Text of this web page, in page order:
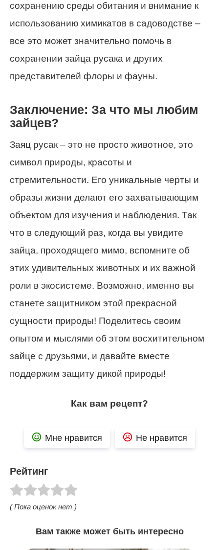
сохранению среды обитания и внимание к
использованию химикатов в садоводстве –
все это может значительно помочь в
сохранении зайца русака и других
представителей флоры и фауны.
Заключение: За что мы любим
зайцев?
Заяц русак – это не просто животное, это
символ природы, красоты и
стремительности. Его уникальные черты и
образы жизни делают его захватывающим
объектом для изучения и наблюдения. Так
что в следующий раз, когда вы увидите
зайца, проходящего мимо, вспомните об
этих удивительных животных и их важной
роли в экосистеме. Возможно, именно вы
станете защитником этой прекрасной
сущности природы! Поделитесь своим
опытом и мыслями об этом восхитительном
зайце с друзьями, и давайте вместе
поддержим защиту дикой природы!
Как вам рецепт?
Мне нравится Не нравится
Рейтинг
( Пока оценок нет )
Вам также может быть интересно